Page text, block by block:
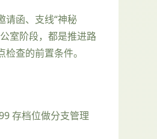
请函、支线“神秘
室阶段，都是推进路
检查的前置条件。
存档位做分支管理